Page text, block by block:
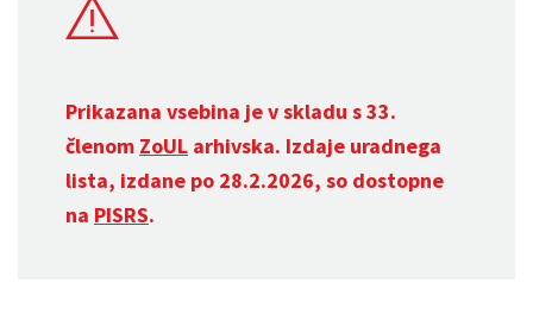
Prikazana vsebina je v skladu s 33.
členom ZoUL arhivska. Izdaje uradnega
lista, izdane po 28.2.2026, so dostopne
na PISRS.